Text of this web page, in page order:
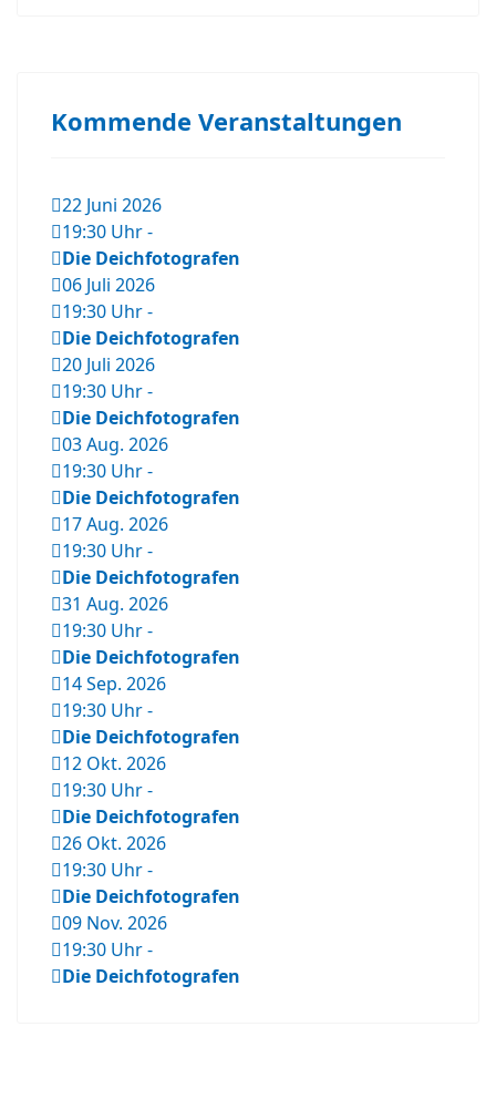
Kommende Veranstaltungen
22 Juni 2026
19:30 Uhr-
Die Deichfotografen
06 Juli 2026
19:30 Uhr-
Die Deichfotografen
20 Juli 2026
19:30 Uhr-
Die Deichfotografen
03 Aug. 2026
19:30 Uhr-
Die Deichfotografen
17 Aug. 2026
19:30 Uhr-
Die Deichfotografen
31 Aug. 2026
19:30 Uhr-
Die Deichfotografen
14 Sep. 2026
19:30 Uhr-
Die Deichfotografen
12 Okt. 2026
19:30 Uhr-
Die Deichfotografen
26 Okt. 2026
19:30 Uhr-
Die Deichfotografen
09 Nov. 2026
19:30 Uhr-
Die Deichfotografen